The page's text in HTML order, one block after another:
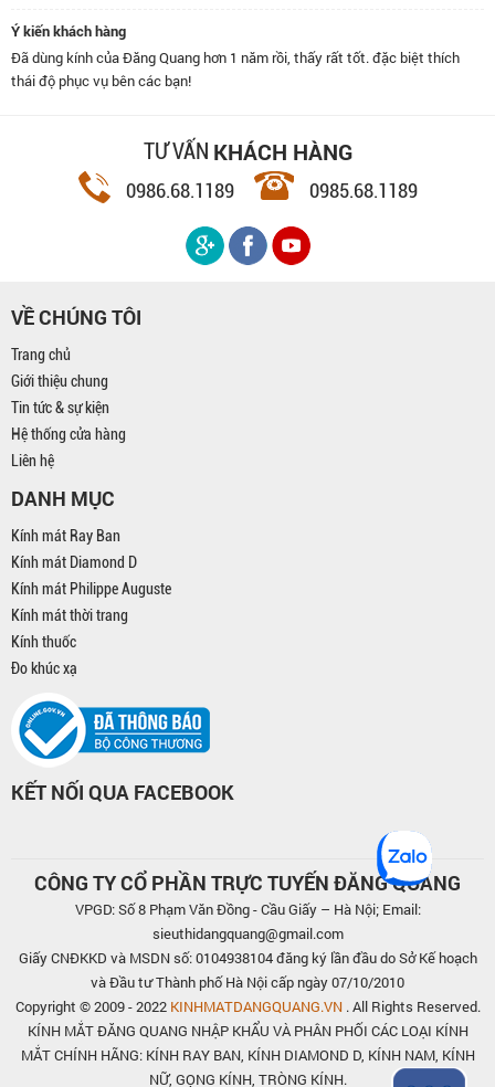
Ý kiến khách hàng
Đã dùng kính của Đăng Quang hơn 1 năm rồi, thấy rất tốt. đặc biệt thích
thái độ phục vụ bên các bạn!
TƯ VẤN KHÁCH HÀNG
0986.68.1189 0985.68.1189
VỀ CHÚNG TÔI
Trang chủ
Giới thiệu chung
Tin tức & sự kiện
Hệ thống cửa hàng
Liên hệ
DANH MỤC
Kính mát Ray Ban
Kính mát Diamond D
Kính mát Philippe Auguste
Kính mát thời trang
Kính thuốc
Đo khúc xạ
KẾT NỐI QUA FACEBOOK
CÔNG TY CỔ PHẦN TRỰC TUYẾN ĐĂNG QUANG
VPGD: Số 8 Phạm Văn Đồng - Cầu Giấy – Hà Nội; Email:
sieuthidangquang@gmail.com
Giấy CNĐKKD và MSDN số: 0104938104 đăng ký lần đầu do Sở Kế hoạch
và Đầu tư Thành phố Hà Nội cấp ngày 07/10/2010
Copyright © 2009 - 2022 KINHMATDANGQUANG.VN. All Rights Reserved.
KÍNH MẮT ĐĂNG QUANG NHẬP KHẨU VÀ PHÂN PHỐI CÁC LOẠI KÍNH
MẮT CHÍNH HÃNG: KÍNH RAY BAN, KÍNH DIAMOND D, KÍNH NAM, KÍNH
NỮ, GỌNG KÍNH, TRÒNG KÍNH.